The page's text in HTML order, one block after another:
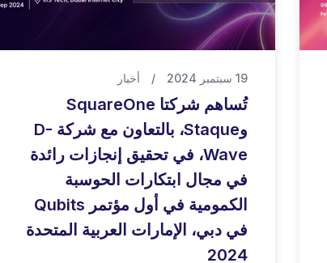
19 سبتمبر 2024 / أخبار
تُساهم شركتا SquareOne
وStaque، بالتعاون مع شركة D-
Wave، في تحقيق إنجازات رائدة
في مجال ابتكارات الحوسبة
الكمومية في أول مؤتمر Qubits
في دبي، الإمارات العربية المتحدة
2024